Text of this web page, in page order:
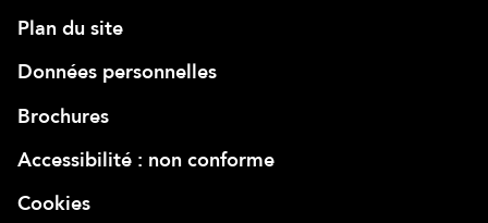
Plan du site
Données personnelles
Brochures
Accessibilité : non conforme
Cookies